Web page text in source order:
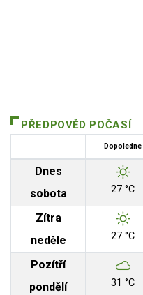
PŘEDPOVĚD POČASÍ
Dopoledne
Dnes
sobota
27 °C
Zítra
neděle
27 °C
Pozítří
pondělí
31 °C